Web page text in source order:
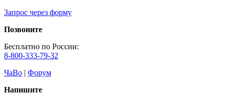
Запрос через форму
Позвоните
Бесплатно по России:
8-800-333-79-32
ЧаВо | Форум
Напишите